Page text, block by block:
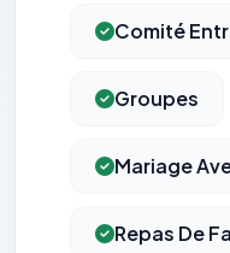
Comité
Groupes
Mariage
Repas De